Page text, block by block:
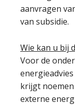
aanvragen
van subsidie.
Wie kan u bij
Voor de
krijgt
externe